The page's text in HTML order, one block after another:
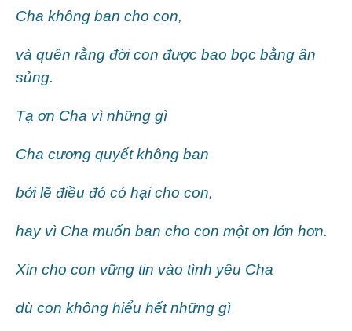
Cha không ban cho con,
và quên rằng đời con được bao bọc bằng ân
sủng.
Tạ ơn Cha vì những gì
Cha cương quyết không ban
bởi lẽ điều đó có hại cho con,
hay vì Cha muốn ban cho con một ơn lớn hơn.
Xin cho con vững tin vào tình yêu Cha
dù con không hiểu hết những gì